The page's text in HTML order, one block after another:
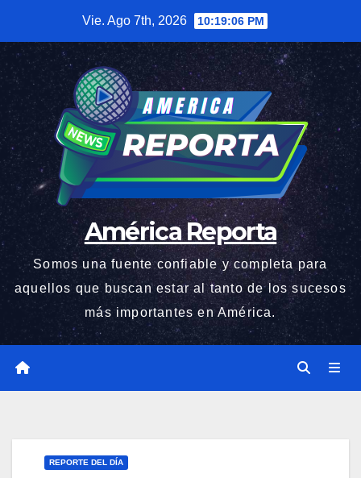
contenido
Vie. Ago 7th, 2026 10:19:07 PM
América Reporta
Somos una fuente confiable y completa para
aquellos que buscan estar al tanto de los sucesos
más importantes en América.
REPORTE DEL DÍA